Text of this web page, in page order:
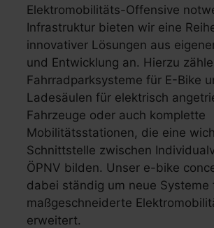
Elektromobilitäts-Offensive
Infrastruktur bieten wir eine
innovativer Lösungen aus
und Entwicklung an. Hierzu
Fahrradparksysteme für E-Bike
Ladesäulen für elektrisch
Fahrzeuge oder auch komplette
Mobilitätsstationen, die eine
Schnittstelle zwischen
ÖPNV bilden. Unser e-bike
dabei ständig um neue Systeme
maßgeschneiderte
erweitert.